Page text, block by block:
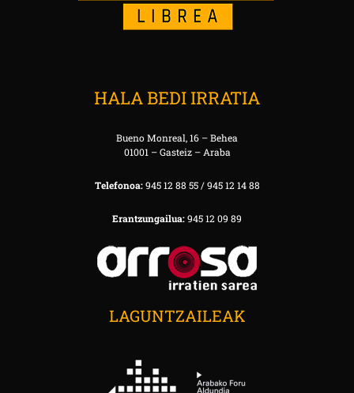
HALA BEDI IRRATIA
Bueno Monreal, 16 – Behea
01001 – Gasteiz – Araba
Telefonoa:945 12 88 55 / 945 12 14 88
Erantzungailua:945 12 09 89
LAGUNTZAILEAK